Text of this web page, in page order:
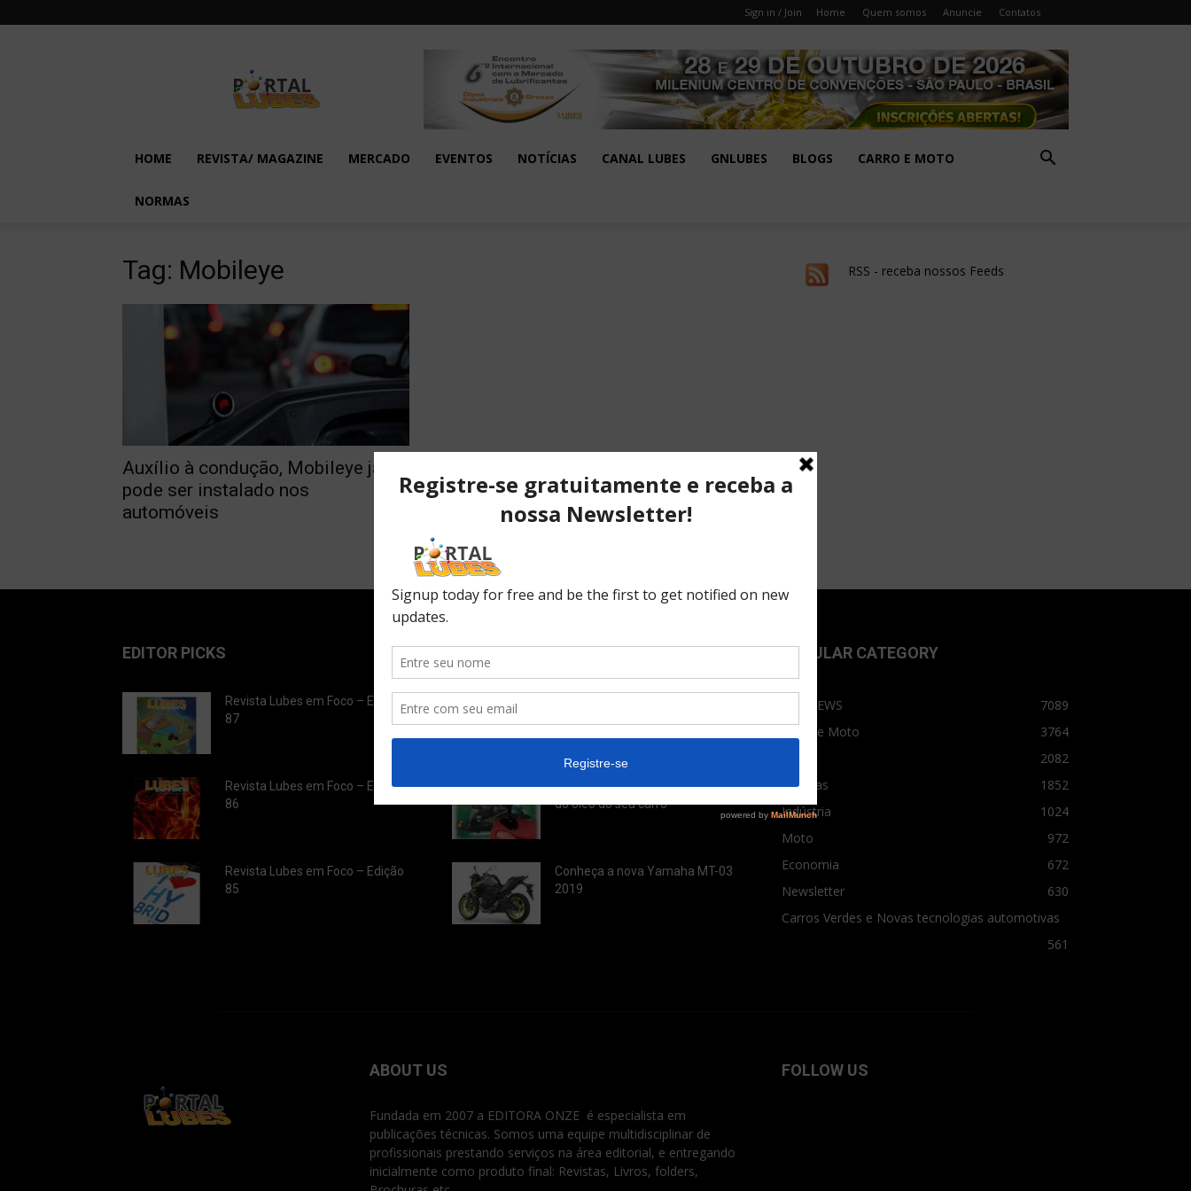
Sign in / Join Home Quem somos Anuncie Contatos
em
Foco
HOME REVISTA/ MAGAZINE MERCADO EVENTOS NOTÍCIAS CANAL LUBES GNLUBES BLOGS CARRO E MOTO
NORMAS
Tag: Mobileye
Auxílio à condução, Mobileye já
pode ser instalado nos
automóveis
RSS - receba nossos Feeds
EDITOR PICKS
Revista Lubes em Foco – Edição
87
Revista Lubes em Foco – Edição
86
Revista Lubes em Foco – Edição
85
POPULAR POSTS
desempenho...
10 causas da queda de pressão
do óleo do seu carro
Conheça a nova Yamaha MT-03
2019
POPULAR CATEGORY
TOPNEWS
7089
Carro e Moto
3764
2082
Notícias
1852
Indústria
1024
Moto
972
Economia
672
Newsletter
630
Carros Verdes e Novas tecnologias automotivas
561
ABOUT US
Fundada em 2007 a EDITORA ONZE é especialista em
publicações técnicas. Somos uma equipe multidisciplinar de
profissionais prestando serviços na área editorial, e entregando
inicialmente como produto final: Revistas, Livros, folders,
FOLLOW US